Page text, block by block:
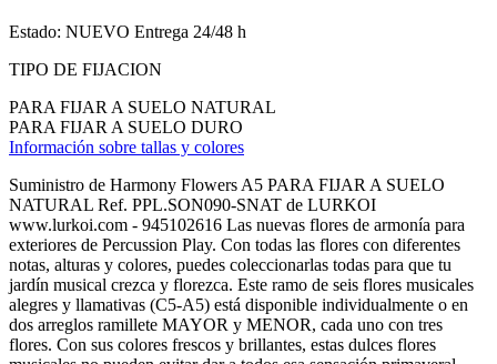
Estado: NUEVO Entrega 24/48 h
TIPO DE FIJACION
PARA FIJAR A SUELO NATURAL
PARA FIJAR A SUELO DURO
Información sobre tallas y colores
Suministro de Harmony Flowers A5 PARA FIJAR A SUELO
NATURAL Ref. PPL.SON090-SNAT de LURKOI
www.lurkoi.com - 945102616 Las nuevas flores de armonía para
exteriores de Percussion Play. Con todas las flores con diferentes
notas, alturas y colores, puedes coleccionarlas todas para que tu
jardín musical crezca y florezca. Este ramo de seis flores musicales
alegres y llamativas (C5-A5) está disponible individualmente o en
dos arreglos ramillete MAYOR y MENOR, cada uno con tres
flores. Con sus colores frescos y brillantes, estas dulces flores